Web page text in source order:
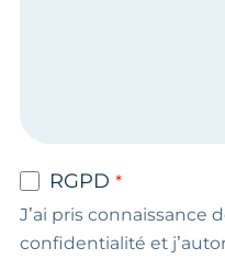
RGPD
J’ai pris connaissance
confidentialité et